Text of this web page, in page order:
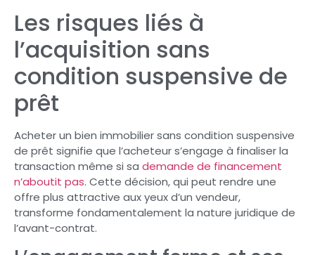
Les risques liés à
l’acquisition sans
condition suspensive de
prêt
Acheter un bien immobilier sans condition suspensive
de prêt signifie que l’acheteur s’engage à finaliser la
transaction même si sa demande de financement
n’aboutit pas. Cette décision, qui peut rendre une
offre plus attractive aux yeux d’un vendeur,
transforme fondamentalement la nature juridique de
l’avant-contrat.